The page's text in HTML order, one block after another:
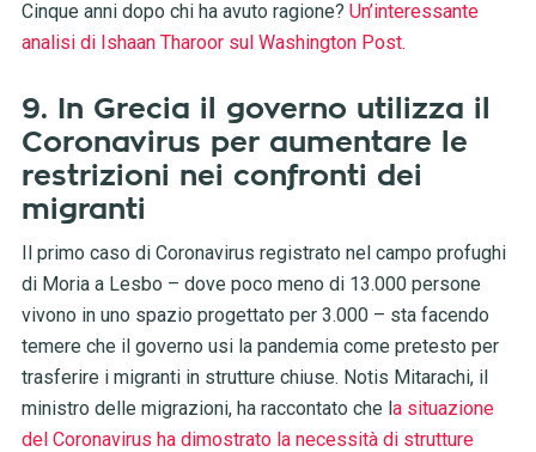
Cinque anni dopo chi ha avuto ragione? Un’interessante
analisi di Ishaan Tharoor sul Washington Post.
9. In Grecia il governo utilizza il
Coronavirus per aumentare le
restrizioni nei confronti dei
migranti
Il primo caso di Coronavirus registrato nel campo profughi
di Moria a Lesbo – dove poco meno di 13.000 persone
vivono in uno spazio progettato per 3.000 – sta facendo
temere che il governo usi la pandemia come pretesto per
trasferire i migranti in strutture chiuse. Notis Mitarachi, il
ministro delle migrazioni, ha raccontato che la situazione
del Coronavirus ha dimostrato la necessità di strutture